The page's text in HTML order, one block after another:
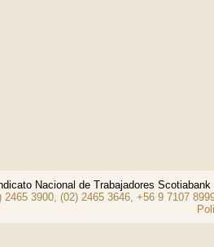
Nacional de Trabajadores
2465 3900, (02) 2465 3646, +56 9 7107